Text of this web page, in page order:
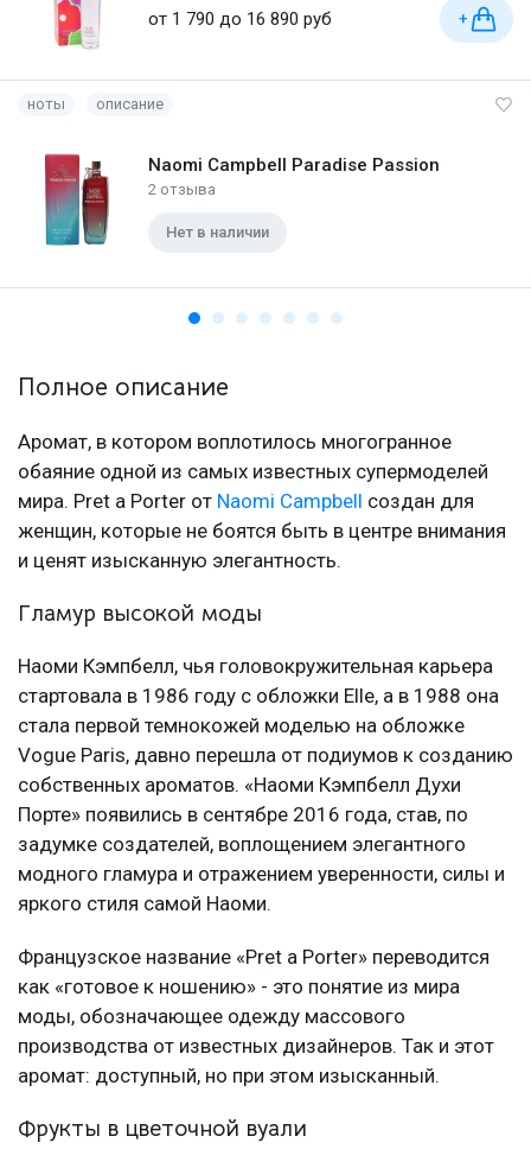
от 1 790 до 16 890 руб +
ноты описание
Naomi Campbell Paradise Passion
2 отзыва
Нет в наличии
Полное описание
Аромат, в котором воплотилось многогранное
обаяние одной из самых известных супермоделей
мира. Pret a Porter от Naomi Campbell создан для
женщин, которые не боятся быть в центре внимания
и ценят изысканную элегантность.
Гламур высокой моды
Наоми Кэмпбелл, чья головокружительная карьера
стартовала в 1986 году с обложки Elle, а в 1988 она
стала первой темнокожей моделью на обложке
Vogue Paris, давно перешла от подиумов к созданию
собственных ароматов. «Наоми Кэмпбелл Духи
Порте» появились в сентябре 2016 года, став, по
задумке создателей, воплощением элегантного
модного гламура и отражением уверенности, силы и
яркого стиля самой Наоми.
Французское название «Pret a Porter» переводится
как «готовое к ношению» - это понятие из мира
моды, обозначающее одежду массового
производства от известных дизайнеров. Так и этот
аромат: доступный, но при этом изысканный.
Фрукты в цветочной вуали